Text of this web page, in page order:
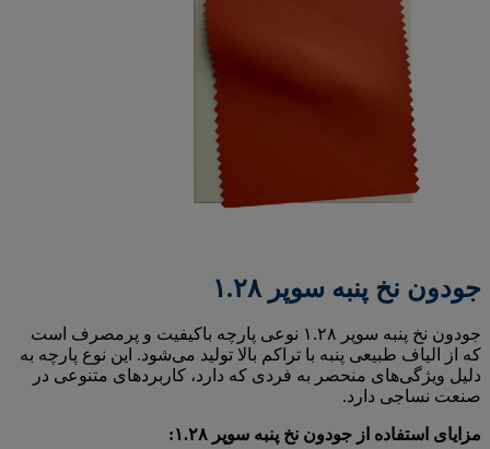
جودون نخ پنبه سوپر ۱.۲۸
جودون نخ پنبه سوپر ۱.۲۸ نوعی پارچه باکیفیت و پرمصرف است
که از الیاف طبیعی پنبه با تراکم بالا تولید می‌شود. این نوع پارچه به
دلیل ویژگی‌های منحصر به فردی که دارد، کاربردهای متنوعی در
صنعت نساجی دارد.
مزایای استفاده از جودون نخ پنبه سوپر ۱.۲۸: